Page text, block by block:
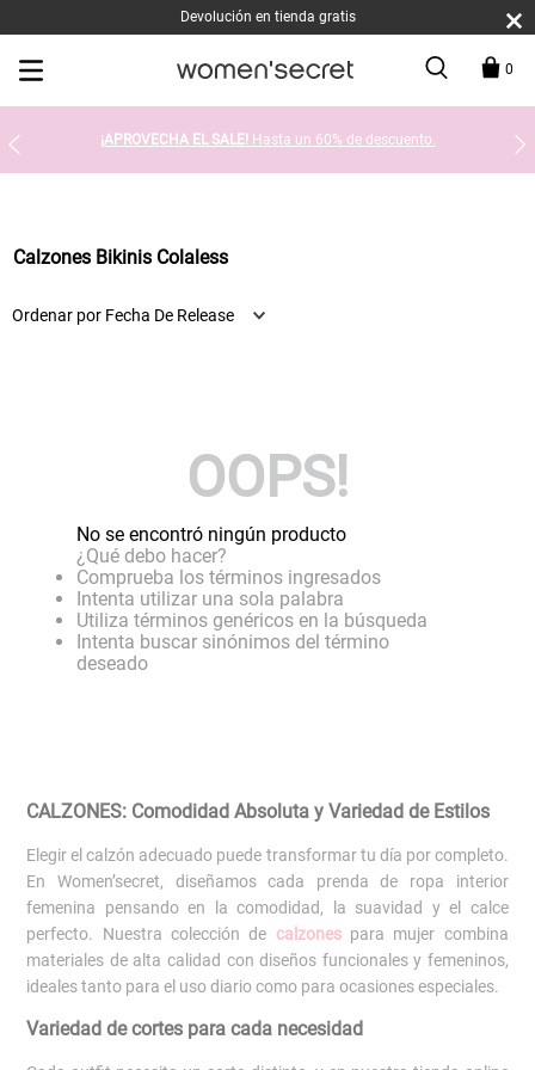
Devolución en tienda gratis
0
¡APROVECHA EL SALE! Hasta un 60% de descuento.
Calzones Bikinis Colaless
Ordenar por Fecha De Release
OOPS!
No se encontró ningún producto
¿Qué debo hacer?
Comprueba los términos ingresados
Intenta utilizar una sola palabra
Utiliza términos genéricos en la búsqueda
Intenta buscar sinónimos del término
deseado
CALZONES: Comodidad Absoluta y Variedad de Estilos
Elegir el calzón adecuado puede transformar tu día por completo.
En Women’secret, diseñamos cada prenda de ropa interior
femenina pensando en la comodidad, la suavidad y el calce
perfecto. Nuestra colección de calzonespara mujer combina
materiales de alta calidad con diseños funcionales y femeninos,
ideales tanto para el uso diario como para ocasiones especiales.
Variedad de cortes para cada necesidad